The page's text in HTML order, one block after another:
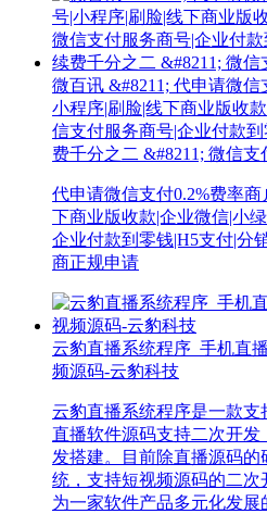
微百讯 &#8211; 代申请微
小程序|刷脸|线下商业版收
信支付服务商号|企业付款
费千分之二 &#8211; 微信
代申请微信支付0.2%费率
下商业版收款|企业微信|小
企业付款到零钱|H5支付|分
商正规申请
云豹直播系统程序_手机直
频源码-云豹科技
云豹直播系统程序是一款支
直播软件源码支持二次开
发搭建。目前除直播源码
统，支持短视频源码的二
为一家软件产品多元化发展